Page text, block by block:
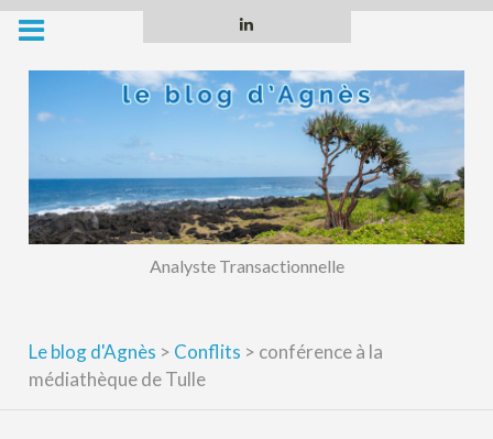
Skip
content
Analyste Transactionnelle
Le blog d'Agnès > Conflits > conférence à la
médiathèque de Tulle